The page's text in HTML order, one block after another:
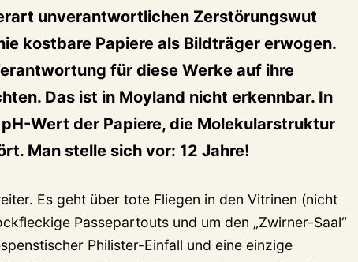
unverantwortlichen Zerstörungswut
kostbare Papiere als Bildträger erwogen.
für diese Werke auf ihre
Das ist in Moyland nicht erkennbar. In
Wert der Papiere, die Molekularstruktur
Man stelle sich vor: 12 Jahre!
Es geht über tote Fliegen in den Vitrinen (nicht
Passepartouts und um den „Zwirner-Saal“
Philister-Einfall und eine einzige